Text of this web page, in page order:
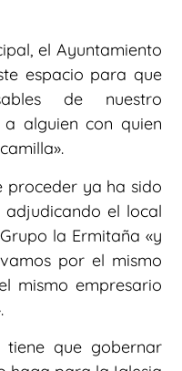
el Ayuntamiento
espacio para que
de nuestro
alguien con quien
proceder ya ha sido
el local
la Ermitaña «y
por el mismo
mismo empresario
tiene que gobernar